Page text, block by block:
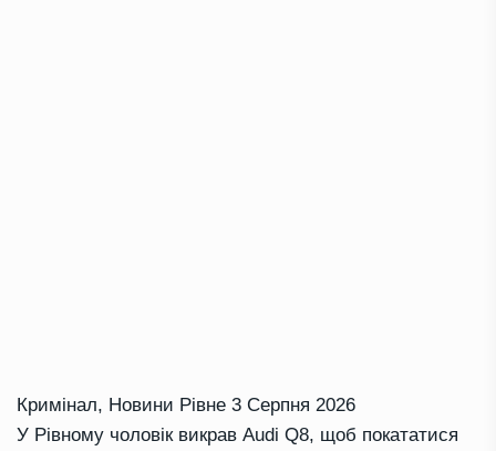
Кримінал, Новини Рівне 3 Серпня 2026
У Рівному чоловік викрав Audi Q8, щоб покататися